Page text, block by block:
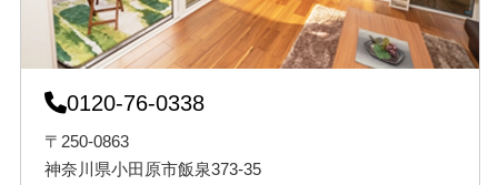
0120-76-0338
〒250-0863
神奈川県小田原市飯泉373-35